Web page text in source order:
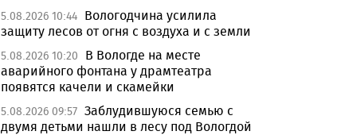
5.08.2026 10:44 Вологодчина усилила
защиту лесов от огня с воздуха и с земли
5.08.2026 10:20
В Вологде на месте
аварийного фонтана у драмтеатра
появятся качели и скамейки
5.08.2026 09:57 Заблудившуюся семью с
двумя детьми нашли в лесу под Вологдой